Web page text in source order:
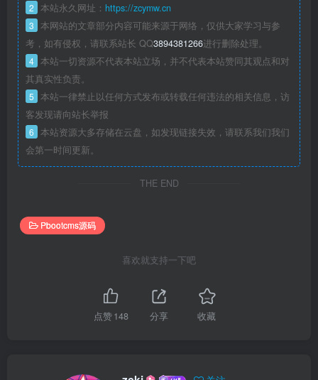
2 本站永久网址： https://zcymw.cn
3 本网站的文章部分内容可能来源于网络，仅供大家学习与参
考，如有侵权，请联系站长 QQ3894381266进行删除处理。
4 本站一切资源不代表本站立场，并不代表本站赞同其观点和对
其真实性负责。
5 本站一律禁止以任何方式发布或转载任何违法的相关信息，访
客发现请向站长举报
6 本站资源大多存储在云盘，如发现链接失效，请联系我们我们
会第一时间更新。
THE END
Pbootcms源码
喜欢就支持一下吧
点赞148 分享 收藏